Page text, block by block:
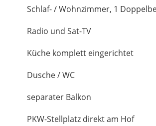
Schlaf- / Wohnzimmer, 1
Radio und Sat-TV
Küche komplett eingerichtet
Dusche / WC
separater Balkon
PKW-Stellplatz direkt am Hof